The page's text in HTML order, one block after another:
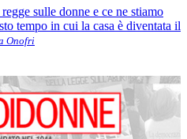
sulle donne e ce ne stiamo
tempo in cui la casa è diventata il
Onofri